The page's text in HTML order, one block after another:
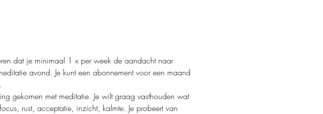
dat je minimaal 1 x per week de aandacht naar
avond. Je kunt een abonnement voor een maand
gekomen met meditatie. Je wilt graag vasthouden wat
rust, acceptatie, inzicht, kalmte. Je probeert van